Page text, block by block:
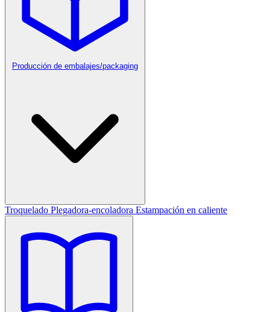
Producción de embalajes/packaging
Troquelado Plegadora-encoladora Estampación en caliente